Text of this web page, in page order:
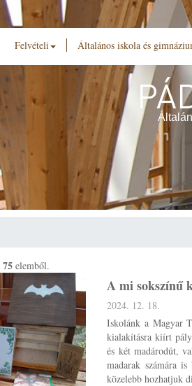
Felvételi Általános iskola és
75 elemből.
A mi sokszínű
2024. 12. 18.
Iskolánk a Magyar
kialakításra kiírt
és két madárodút,
madarak számára is
közelebb hozhatjuk